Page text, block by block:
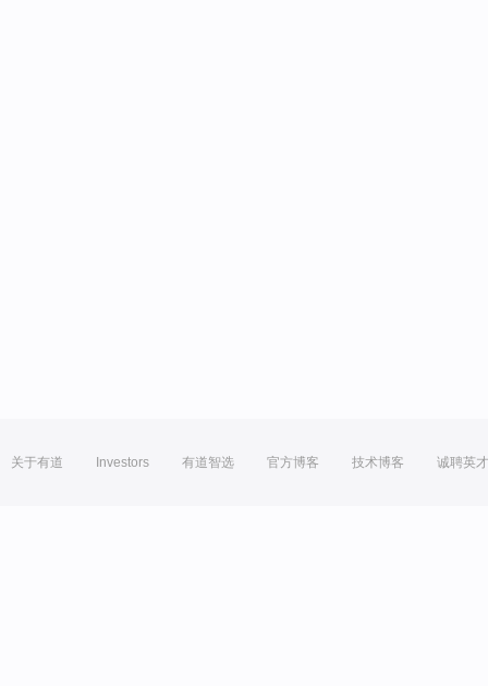
关于有道 Investors 有道智选 官方博客 技术博客 诚聘英才